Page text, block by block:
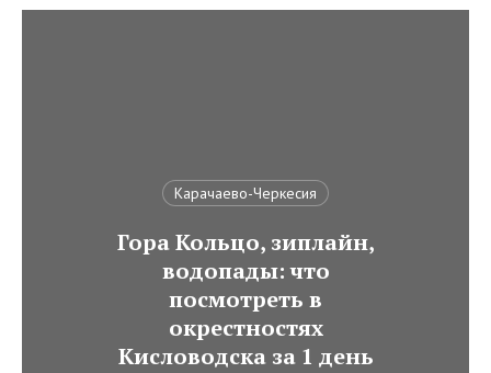
Карачаево-Черкесия
Гора Кольцо, зиплайн,
водопады: что
посмотреть в
окрестностях
Кисловодска за 1 день